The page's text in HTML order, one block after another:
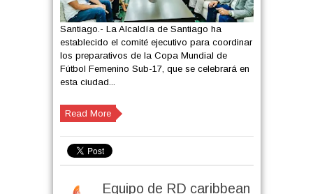
Santiago.- La Alcaldía de Santiago ha
establecido el comité ejecutivo para coordinar
los preparativos de la Copa Mundial de
Fútbol Femenino Sub-17, que se celebrará en
esta ciudad...
Read More
Equipo de RD caribbean